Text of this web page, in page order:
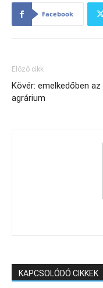
Facebook
Előző cikk
Kövér: emelkedőben az
agrárium
KAPCSOLÓDÓ CIKKEK